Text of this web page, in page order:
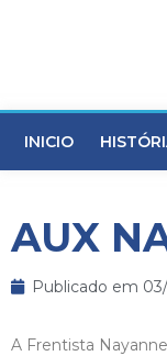
INICIO
AUX
Publicado em
A Frentista